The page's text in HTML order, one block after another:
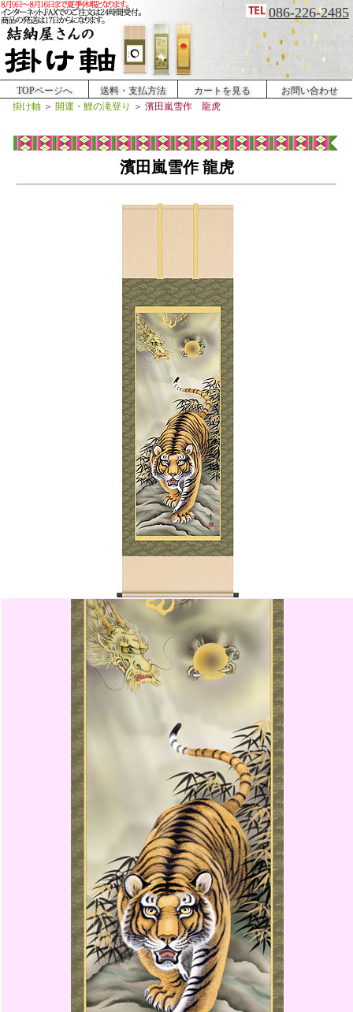
086-226-2485
TOPページへ 送料・支払方法 カートを見る
お問い合わせ
掛け軸 ＞ 開運・鯉の滝登り ＞ 濱田嵐雪作 龍虎
濱田嵐雪作 龍虎